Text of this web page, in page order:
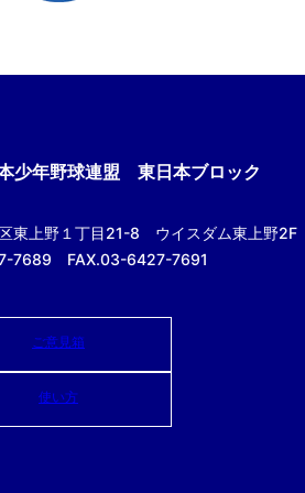
少年野球連盟 東日本ブロック
東上野１丁目21-8 ウイスダム東上野2F
7689 FAX.03-6427-7691
ご意見箱
使い方